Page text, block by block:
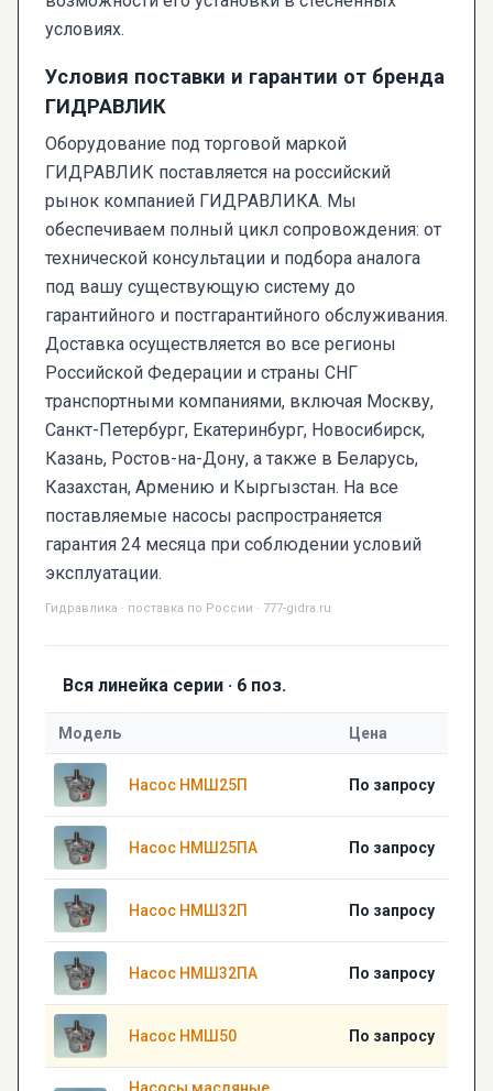
условиях.
Условия поставки и гарантии от бренда
ГИДРАВЛИК
Оборудование под торговой маркой
ГИДРАВЛИК поставляется на российский
рынок компанией ГИДРАВЛИКА. Мы
обеспечиваем полный цикл сопровождения: от
технической консультации и подбора аналога
под вашу существующую систему до
гарантийного и постгарантийного обслуживания.
Доставка осуществляется во все регионы
Российской Федерации и страны СНГ
транспортными компаниями, включая Москву,
Санкт-Петербург, Екатеринбург, Новосибирск,
Казань, Ростов-на-Дону, а также в Беларусь,
Казахстан, Армению и Кыргызстан. На все
поставляемые насосы распространяется
гарантия 24 месяца при соблюдении условий
эксплуатации.
Гидравлика · поставка по России · 777-gidra.ru
Вся линейка серии · 6 поз.
Модель Цена
Насос НМШ25П По запросу
Насос НМШ25ПА По запросу
Насос НМШ32П По запросу
Насос НМШ32ПА По запросу
Насос НМШ50 По запросу